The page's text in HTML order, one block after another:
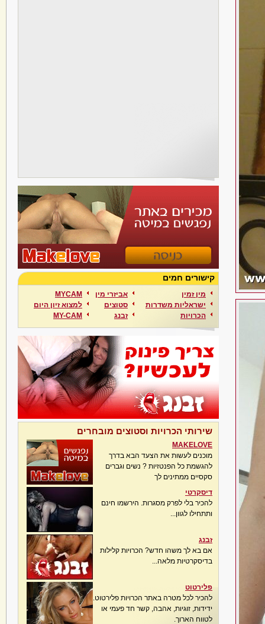
קישורים חמים
מין זמין
ישראליות משדרות
הכרויות
אביזרי מין
סטוצים
זבנג
MYCAM
למצוא זיון היום
MY-CAM
שירותי הכרויות וסטוצים מובחרים
MAKELOVE
מוכנים לעשות את הצעד הבא בדרך
להגשמת כל הפנטזיות ? נשים וגברים
סקסיים ממתינים לך
דיסקרטי
להכיר בלי לפרק מסגרות. הירשמו חינם
ותתחילו לגוון...
זבנג
אם בא לך משהו חדש? הכרויות קלילות
בדיסקרטיות מלאה...
פלירטוט
להכיר לכל מטרה באתר הכרויות פלירטוט.
ידידות, זוגיות, אהבה, קשר חד פעמי או
לטווח הארוך.